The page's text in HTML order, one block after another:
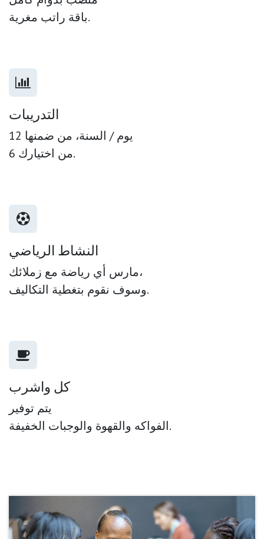
باقة راتب مغرية.
التدريبات
12 يوم / السنة، من ضمنها
6 من اختيارك.
النشاط الرياضي
مارس أي رياضة مع زملائك،
وسوف نقوم بتغطية التكاليف.
كل واشرب
يتم توفير
الفواكه والقهوة والوجبات الخفيفة.